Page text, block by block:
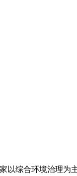
以综合环境治理